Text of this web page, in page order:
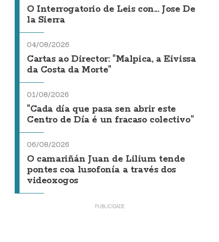
O Interrogatorio de Leis con... Jose De
la Sierra
04/08/2026
Cartas ao Director: "Malpica, a Eivissa
da Costa da Morte"
01/08/2026
"Cada día que pasa sen abrir este
Centro de Día é un fracaso colectivo"
06/08/2026
O camariñán Juan de Lilium tende
pontes coa lusofonía a través dos
videoxogos